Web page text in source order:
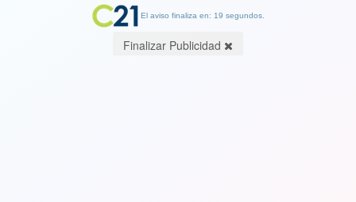
El aviso finaliza en: 19 segundos.
Finalizar Publicidad